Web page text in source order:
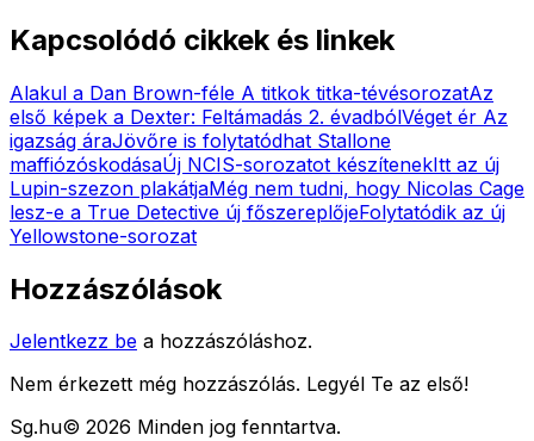
Kapcsolódó cikkek és linkek
Alakul a Dan Brown-féle A titkok titka-tévésorozatAz
első képek a Dexter: Feltámadás 2. évadbólVéget ér Az
igazság áraJövőre is folytatódhat Stallone
maffiózóskodásaÚj NCIS-sorozatot készítenekItt az új
Lupin-szezon plakátjaMég nem tudni, hogy Nicolas Cage
lesz-e a True Detective új főszereplőjeFolytatódik az új
Yellowstone-sorozat
Hozzászólások
Jelentkezz be a hozzászóláshoz.
Nem érkezett még hozzászólás. Legyél Te az első!
Sg.hu© 2026 Minden jog fenntartva.